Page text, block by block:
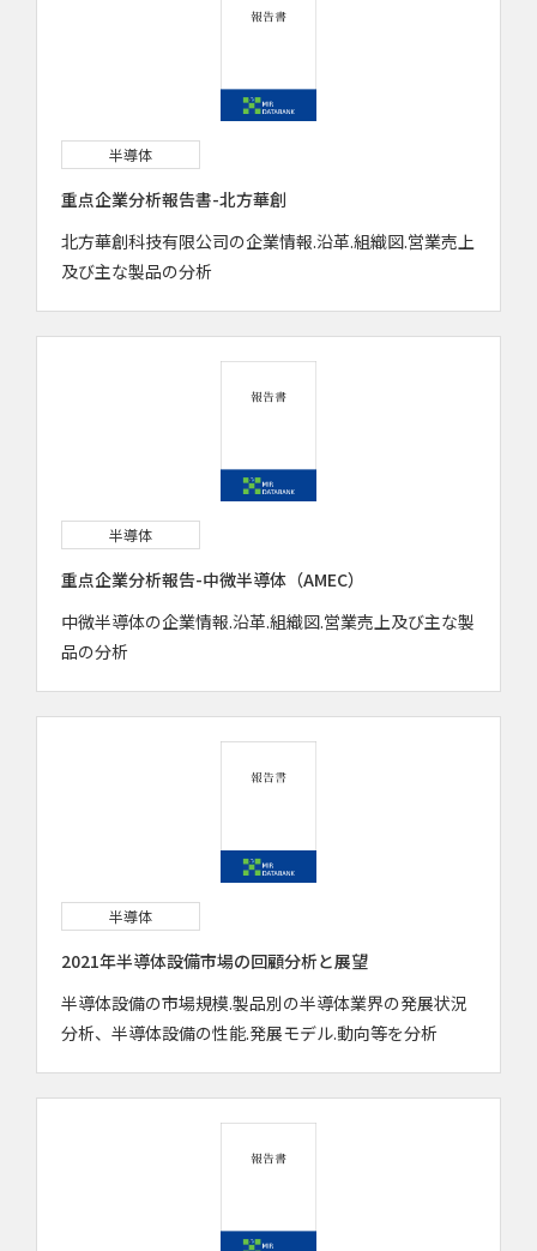
半導体
重点企業分析報告書-北方華創
北方華創科技有限公司の企業情報.沿革.組織図.営業売上
及び主な製品の分析
半導体
重点企業分析報告-中微半導体（AMEC）
中微半導体の企業情報.沿革.組織図.営業売上及び主な製
品の分析
半導体
2021年半導体設備市場の回顧分析と展望
半導体設備の市場規模.製品別の半導体業界の発展状況
分析、半導体設備の性能.発展モデル.動向等を分析